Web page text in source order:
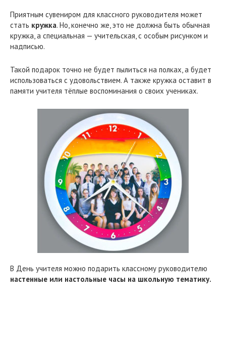
Приятным сувениром для классного руководителя может
стать кружка. Но, конечно же, это не должна быть обычная
кружка, а специальная — учительская, с особым рисунком и
надписью.
Такой подарок точно не будет пылиться на полках, а будет
использоваться с удовольствием. А также кружка оставит в
памяти учителя тёплые воспоминания о своих учениках.
В День учителя можно подарить классному руководителю
настенные или настольные часы на школьную тематику.